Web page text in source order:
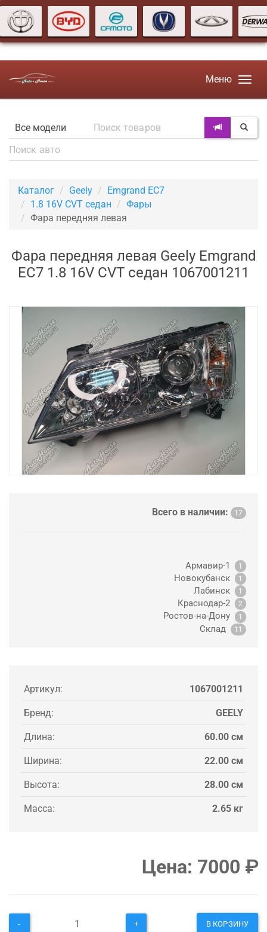
Меню
Каталог Geely
Emgrand EC7
1.8 16V CVT седан
Фары
Фара передняя левая
Фара передняя левая Geely Emgrand
EC7 1.8 16V CVT седан 1067001211
Всего в наличии: 17
Армавир-1 1
Новокубанск 1
Лабинск 1
Краснодар-2 2
Ростов-на-Дону 1
Склад 11
Артикул: 1067001211
Бренд: GEELY
Длина: 60.00 см
Ширина: 22.00 см
Высота: 28.00 см
Масса: 2.65 кг
Цена: 7000 ₽
- + В КОРЗИНУ